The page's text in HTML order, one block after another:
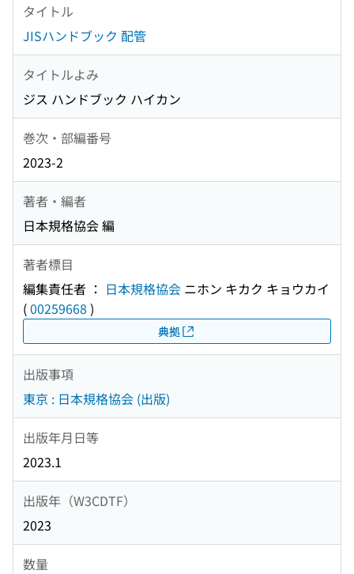
タイトル
JISハンドブック 配管
タイトルよみ
ジス ハンドブック ハイカン
巻次・部編番号
2023-2
著者・編者
日本規格協会 編
著者標目
編集責任者 ： 日本規格協会 ニホン キカク キョウカイ
(00259668 )
典拠
出版事項
東京 : 日本規格協会 (出版)
出版年月日等
2023.1
出版年（W3CDTF）
2023
数量